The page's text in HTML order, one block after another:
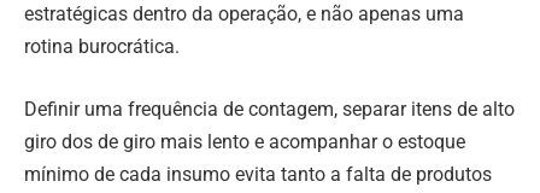
estratégicas dentro da operação, e não apenas uma
rotina burocrática.
Definir uma frequência de contagem, separar itens de alto
giro dos de giro mais lento e acompanhar o estoque
mínimo de cada insumo evita tanto a falta de produtos